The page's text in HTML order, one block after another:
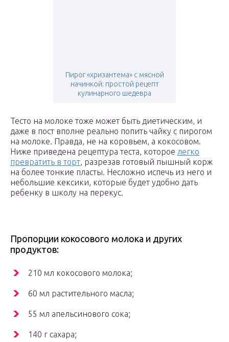
Пирог «хризантема» с мясной
начинкой: простой рецепт
кулинарного шедевра
Тесто на молоке тоже может быть диетическим, и
даже в пост вполне реально попить чайку с пирогом
на молоке. Правда, не на коровьем, а кокосовом.
Ниже приведена рецептура теста, которое легко
превратить в торт, разрезав готовый пышный корж
на более тонкие пласты. Несложно испечь из него и
небольшие кексики, которые будет удобно дать
ребенку в школу на перекус.
Пропорции кокосового молока и других
продуктов:
210 мл кокосового молока;
60 мл растительного масла;
55 мл апельсинового сока;
140 г сахара;